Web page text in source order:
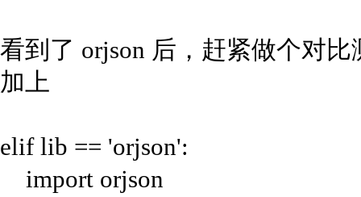
看到了 orjson 后，赶紧做个对
加上
elif lib == 'orjson':
import orjson